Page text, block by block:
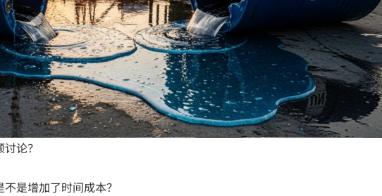
论？
是增加了时间成本？